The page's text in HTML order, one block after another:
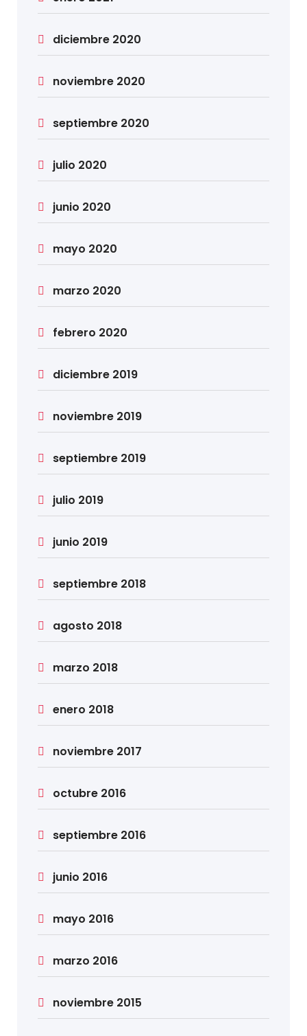
diciembre 2020
noviembre 2020
septiembre 2020
julio 2020
junio 2020
mayo 2020
marzo 2020
febrero 2020
diciembre 2019
noviembre 2019
septiembre 2019
julio 2019
junio 2019
septiembre 2018
agosto 2018
marzo 2018
enero 2018
noviembre 2017
octubre 2016
septiembre 2016
junio 2016
mayo 2016
marzo 2016
noviembre 2015